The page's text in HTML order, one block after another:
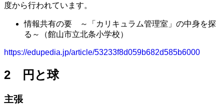
度から行われています。
情報共有の要 ～「カリキュラム管理室」の中身を探
る～（館山市立北条小学校）
https://edupedia.jp/article/53233f8d059b682d585b6000
2 円と球
主張